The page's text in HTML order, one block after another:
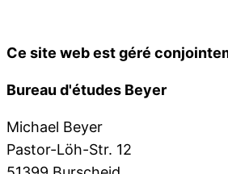
Ce site web est géré
Bureau d'études Beyer
Michael Beyer
Pastor-Löh-Str. 12